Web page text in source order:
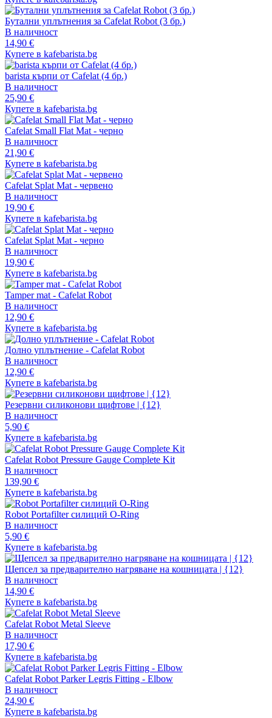
Бутални уплътнения за Cafelat Robot (3 бр.)
В наличност
14,90 €
Купете в kafebarista.bg
barista кърпи от Cafelat (4 бр.)
В наличност
25,90 €
Купете в kafebarista.bg
Cafelat Small Flat Mat - черно
В наличност
21,90 €
Купете в kafebarista.bg
Cafelat Splat Mat - червено
В наличност
19,90 €
Купете в kafebarista.bg
Cafelat Splat Mat - черно
В наличност
19,90 €
Купете в kafebarista.bg
Tamper mat - Cafelat Robot
В наличност
12,90 €
Купете в kafebarista.bg
Долно уплътнение - Cafelat Robot
В наличност
12,90 €
Купете в kafebarista.bg
Резервни силиконови щифтове | {12}
В наличност
5,90 €
Купете в kafebarista.bg
Cafelat Robot Pressure Gauge Complete Kit
В наличност
139,90 €
Купете в kafebarista.bg
Robot Portafilter силиций O-Ring
В наличност
5,90 €
Купете в kafebarista.bg
Щепсел за предварително нагряване на кошницата | {12}
В наличност
14,90 €
Купете в kafebarista.bg
Cafelat Robot Metal Sleeve
В наличност
17,90 €
Купете в kafebarista.bg
Cafelat Robot Parker Legris Fitting - Elbow
В наличност
24,90 €
Купете в kafebarista.bg